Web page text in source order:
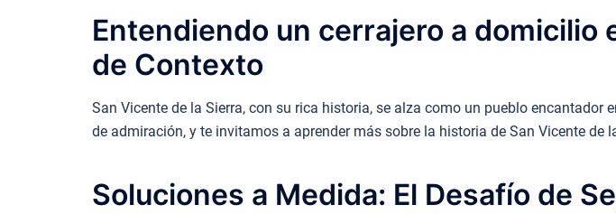
Entendiendo un cerrajero a domicilio
de Contexto
San Vicente de la Sierra, con su rica historia, se alza como un pueblo
de admiración, y te invitamos a aprender más sobre la historia de San Vicente de
Soluciones a Medida: El Desafío de